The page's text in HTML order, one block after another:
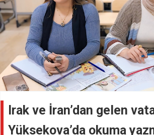
Irak ve İran’dan gelen
Yüksekova’da okuma